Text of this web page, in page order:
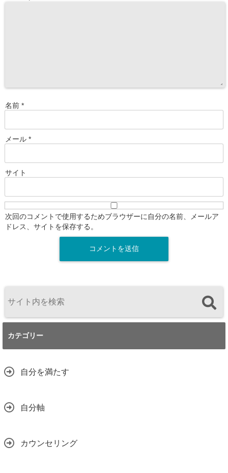
名前 *
メール *
サイト
次回のコメントで使用するためブラウザーに自分の名前、メールア
ドレス、サイトを保存する。
カテゴリー
自分を満たす
自分軸
カウンセリング